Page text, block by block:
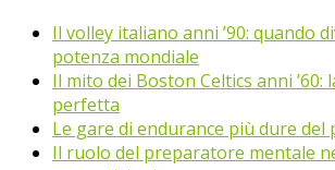
Il volley italiano anni ’90: quando
potenza mondiale
Il mito dei Boston Celtics anni ’60:
perfetta
Le gare di endurance più dure del
Il ruolo del preparatore mentale